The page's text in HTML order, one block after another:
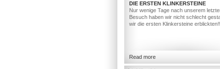
DIE ERSTEN KLINKERSTEINE
Nur wenige Tage nach unserem
Besuch haben wir nicht schlecht
wir die ersten Klinkersteine
Read more